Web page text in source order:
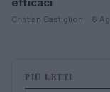
Cristian Castiglioni · 8
PIÙ LETTI